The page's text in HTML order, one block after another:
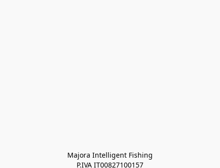
Majora Intelligent Fishing
P.IVA IT00827100157